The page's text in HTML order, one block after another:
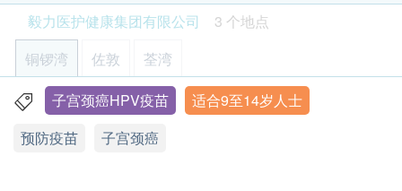
俗称椰菜花。
毅力Kinetics HPV 9合1子宫颈癌疫苗(加卫苗9) (2
针)：
适合9至14岁(男性或女性)
两针疗程；于0、6个月接种两针
湾)3520 3292 / (佐敦) 3426 9771 / (荃湾) 3101
4866。
部份检查只限佐敦中心，请致电(铜锣湾)3520
3292 / (佐敦) 3426 9771 / (荃湾) 3101 4866 查
询。
本身体检查计划有效期为6个月，客户必须於6个月
毅力医护健康集团有限公司
3 个地点
铜锣湾
佐敦 荃湾
香港铜锣湾轩尼诗道555号东角中心(旧翼)1903室
显示地图
子宫颈癌HPV疫苗
适合9至14岁人士
预防疫苗
子宫颈癌